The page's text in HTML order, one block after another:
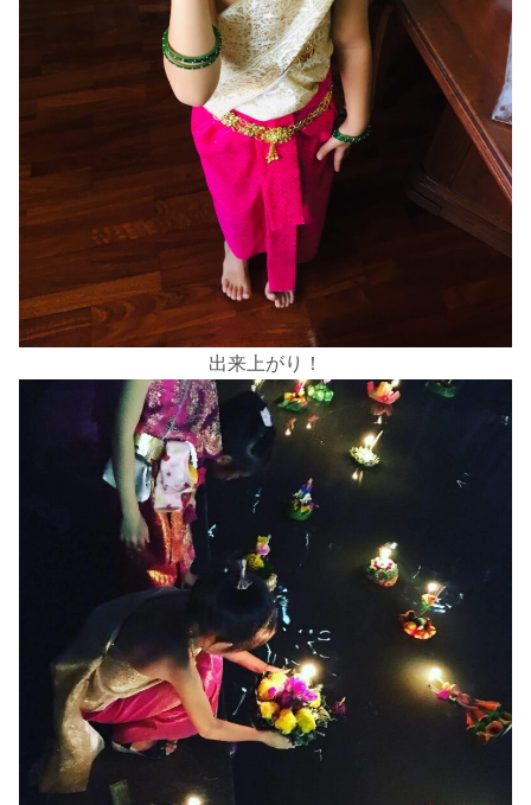
出来上がり！